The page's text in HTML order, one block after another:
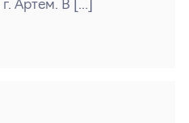
Артём. В […]